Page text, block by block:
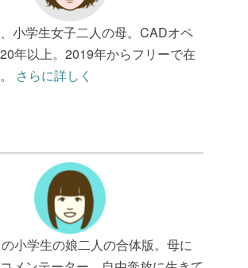
小学生女子二人の母。CADオペ
年以上。2019年からフリーで在
さらに詳しく
小学生の娘二人の合体版。母に